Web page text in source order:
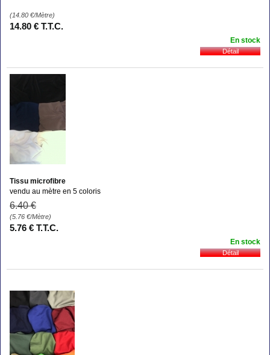
(14.80 €/Mètre)
14.80 € T.T.C.
En stock
Tissu microfibre
vendu au mètre en 5 coloris
6.40 €
(5.76 €/Mètre)
5.76 € T.T.C.
En stock